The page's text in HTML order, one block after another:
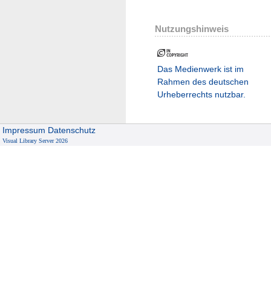
Nutzungshinweis
Das Medienwerk ist im
Rahmen des deutschen
Urheberrechts nutzbar.
Impressum Datenschutz
Visual Library Server 2026